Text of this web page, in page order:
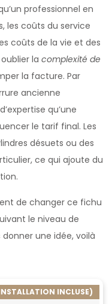
professionnel en
les coûts du service
coûts de la vie et des
la complexité de
la facture. Par
ancienne
qu’une
le tarif final. Les
désuets ou des
ce qui ajoute du
de changer ce fichu
le niveau de
une idée, voilà
INCLUSE)